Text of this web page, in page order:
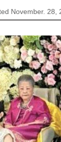
November. 28,